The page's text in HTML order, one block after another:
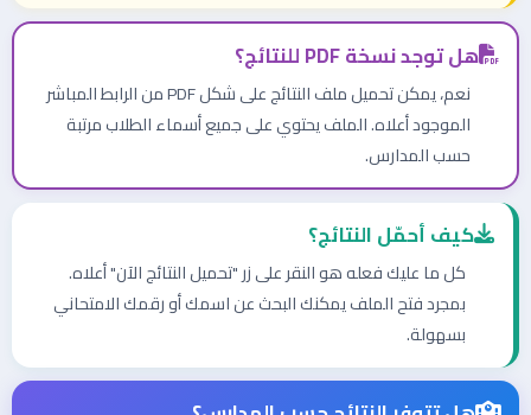
هل توجد نسخة PDF للنتائج؟
نعم، يمكن تحميل ملف النتائج على شكل PDF من الرابط المباشر
الموجود أعلاه. الملف يحتوي على جميع أسماء الطلاب مرتبة
حسب المدارس.
كيف أحمّل النتائج؟
كل ما عليك فعله هو النقر على زر "تحميل النتائج الآن" أعلاه.
بمجرد فتح الملف يمكنك البحث عن اسمك أو رقمك الامتحاني
بسهولة.